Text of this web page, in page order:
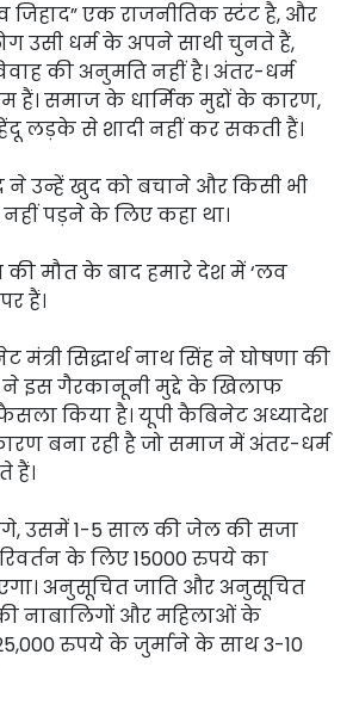
जिहाद” एक राजनीतिक स्टंट है, और
उसी धर्म के अपने साथी चुनते हैं,
की अनुमति नहीं है। अंतर-धर्म
समाज के धार्मिक मुद्दों के कारण,
लड़के से शादी नहीं कर सकती हैं।
उन्हें खुद को बचाने और किसी भी
नहीं पड़ने के लिए कहा था।
मौत के बाद हमारे देश में ‘लव
हैं।
मंत्री सिद्धार्थ नाथ सिंह ने घोषणा की
ने इस गैरकानूनी मुद्दे के खिलाफ
किया है। यूपी कैबिनेट अध्यादेश
बना रही है जो समाज में अंतर-धर्म
हैं।
उसमें 1-5 साल की जेल की सजा
के लिए 15000 रुपये का
अनुसूचित जाति और अनुसूचित
नाबालिगों और महिलाओं के
रुपये के जुर्माने के साथ 3-10